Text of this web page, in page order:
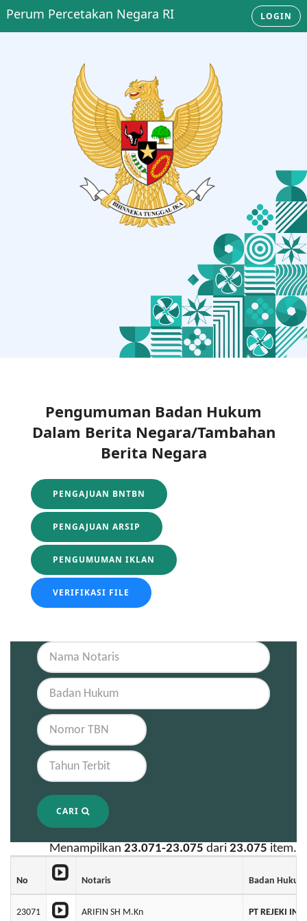
Perum Percetakan Negara RI LOGIN
Pengumuman Badan Hukum
Dalam Berita Negara/Tambahan
Berita Negara
PENGAJUAN BNTBN
PENGAJUAN ARSIP
PENGUMUMAN IKLAN
VERIFIKASI FILE
CARI
Menampilkan 23.071-23.075 dari 23.075 item.
No Notaris Badan Hukum
23071 ARIFIN SH M.Kn PT REJEKI